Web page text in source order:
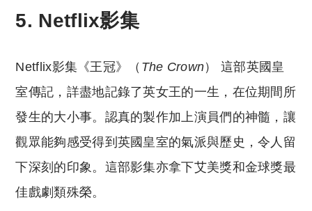
5. Netflix影集
Netflix影集《王冠》（ The Crown） 這部英國皇
室傳記，詳盡地記錄了英女王的一生，在位期間所
發生的大小事。認真的製作加上演員們的神髓，讓
觀眾能夠感受得到英國皇室的氣派與歷史，令人留
下深刻的印象。這部影集亦拿下艾美獎和金球獎最
佳戲劇類殊榮。